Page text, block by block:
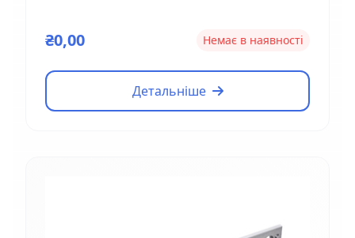
₴0,00 Немає в наявності
Детальніше